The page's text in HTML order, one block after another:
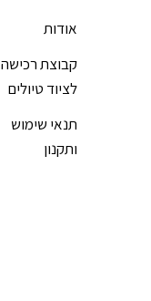
אודות
קבוצת רכישה
לציוד טיולים
תנאי שימוש
ותקנון